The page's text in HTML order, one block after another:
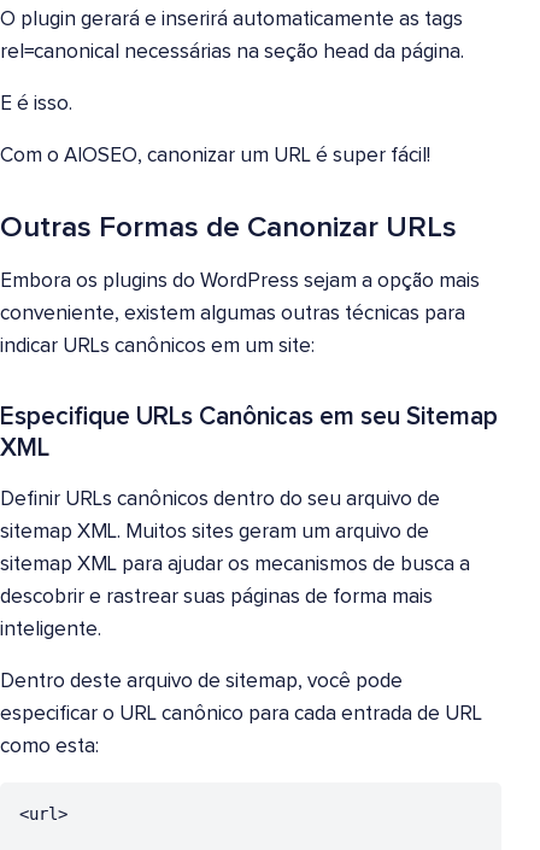
O plugin gerará e inserirá automaticamente as tags
rel=canonical necessárias na seção head da página.
E é isso.
Com o AIOSEO, canonizar um URL é super fácil!
Outras Formas de Canonizar URLs
Embora os plugins do WordPress sejam a opção mais
conveniente, existem algumas outras técnicas para
indicar URLs canônicos em um site:
Especifique URLs Canônicas em seu Sitemap
XML
Definir URLs canônicos dentro do seu arquivo de
sitemap XML. Muitos sites geram um arquivo de
sitemap XML para ajudar os mecanismos de busca a
descobrir e rastrear suas páginas de forma mais
inteligente.
Dentro deste arquivo de sitemap, você pode
especificar o URL canônico para cada entrada de URL
como esta:
<url>